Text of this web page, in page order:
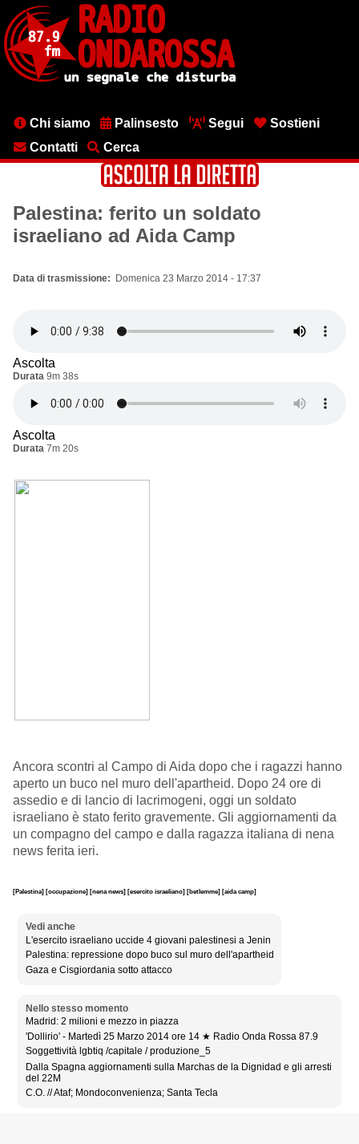
contenuto
principale
MenuChi siamo Palinsesto Segui
Sostieni
Contatti
Cerca
Palestina: ferito un soldato
israeliano ad Aida Camp
Data di trasmissione Domenica 23 Marzo 2014 - 17:37
Ascolta
Durata 9m 38s
Ascolta
Durata 7m 20s
Ancora scontri al Campo di Aida dopo che i ragazzi hanno
aperto un buco nel muro dell'apartheid. Dopo 24 ore di
assedio e di lancio di lacrimogeni, oggi un soldato
israeliano è stato ferito gravemente. Gli aggiornamenti da
un compagno del campo e dalla ragazza italiana di nena
news ferita ieri.
[Palestina] [occupazione] [nena news] [esercito israeliano] [betlemme] [aida camp]
Vedi anche
L'esercito israeliano uccide 4 giovani palestinesi a Jenin
Palestina: repressione dopo buco sul muro dell'apartheid
Gaza e Cisgiordania sotto attacco
Nello stesso momento
Madrid: 2 milioni e mezzo in piazza
'Dollirio' - Martedì 25 Marzo 2014 ore 14 ★ Radio Onda Rossa 87.9
Soggettività lgbtiq /capitale / produzione_5
Dalla Spagna aggiornamenti sulla Marchas de la Dignidad e gli arresti
del 22M
C.O. // Ataf; Mondoconvenienza; Santa Tecla